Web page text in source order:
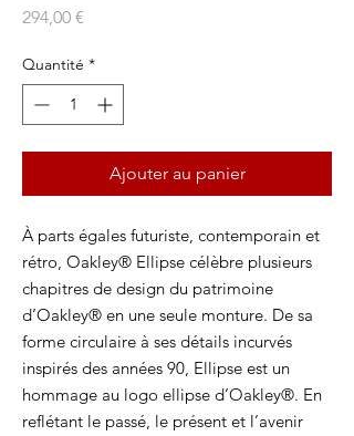
294,00 €
Quantité *
Ajouter au panier
À parts égales futuriste, contemporain et
rétro, Oakley® Ellipse célèbre plusieurs
chapitres de design du patrimoine
d’Oakley® en une seule monture. De sa
forme circulaire à ses détails incurvés
inspirés des années 90, Ellipse est un
hommage au logo ellipse d’Oakley®. En
reflétant le passé, le présent et l’avenir